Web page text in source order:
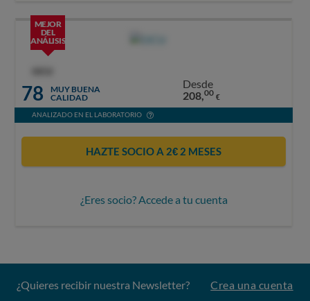
MEJOR
DEL
ANÁLISIS
78
MUY BUENA
CALIDAD
Desde
208,00 €
ANALIZADO EN EL LABORATORIO
HAZTE SOCIO A 2€ 2 MESES
¿Eres socio? Accede a tu cuenta
¿Quieres recibir nuestra Newsletter? Crea una cuenta